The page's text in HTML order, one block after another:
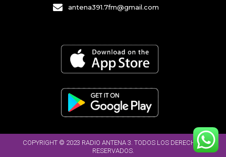
antena391.7fm@gmail.com
COPYRIGHT © 2023 RADIO ANTENA 3. TODOS LOS DERECHOS
RESERVADOS.